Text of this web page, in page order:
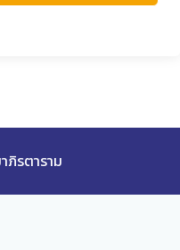
ภิรตาราม